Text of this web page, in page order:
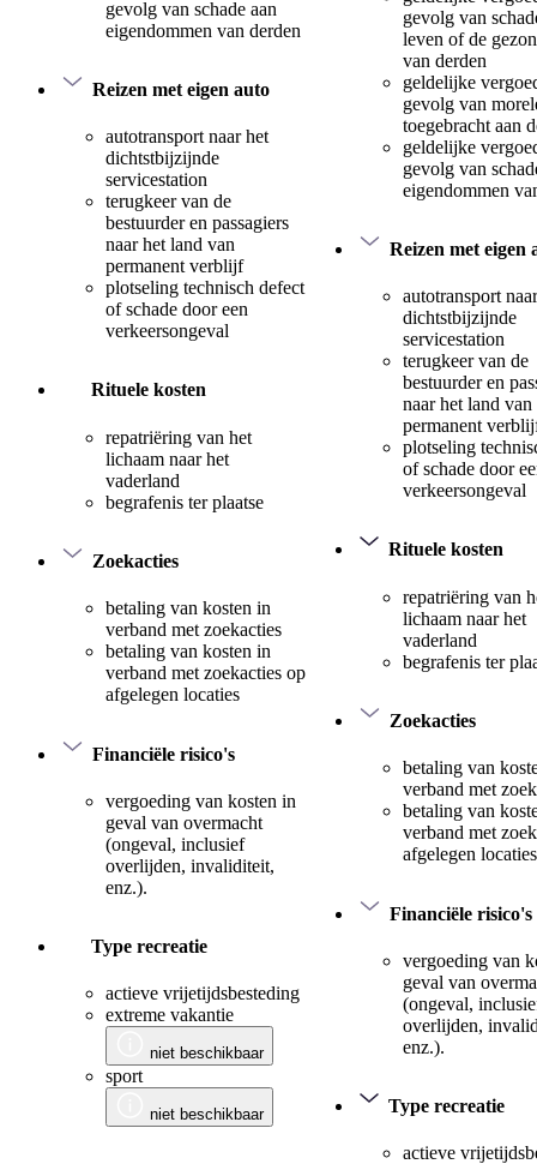
gevolg van schade aan
eigendommen van derden
Reizen met eigen auto
autotransport naar het
dichtstbijzijnde
servicestation
terugkeer van de
bestuurder en passagiers
naar het land van
permanent verblijf
plotseling technisch defect
of schade door een
verkeersongeval
Rituele kosten
repatriëring van het
lichaam naar het
vaderland
begrafenis ter plaatse
Zoekacties
betaling van kosten in
verband met zoekacties
betaling van kosten in
verband met zoekacties op
afgelegen locaties
Financiële risico's
vergoeding van kosten in
geval van overmacht
(ongeval, inclusief
overlijden, invaliditeit,
enz.).
Type recreatie
actieve vrijetijdsbesteding
extreme vakantie
niet beschikbaar
sport
niet beschikbaar
gevolg van
leven of de
van derden
geldelijke
gevolg van
toegebracht aan
geldelijke
gevolg van
eigendommen
Reizen met eigen
autotransport
dichtstbijzijnde
servicestation
terugkeer van de
bestuurder en
naar het land van
permanent
plotseling
of schade door
verkeersongeval
Rituele kosten
repatriëring van
lichaam naar het
vaderland
begrafenis ter
Zoekacties
betaling van
verband met
betaling van
verband met
afgelegen locaties
Financiële risico's
vergoeding van
geval van
(ongeval,
overlijden,
enz.).
Type recreatie
actieve